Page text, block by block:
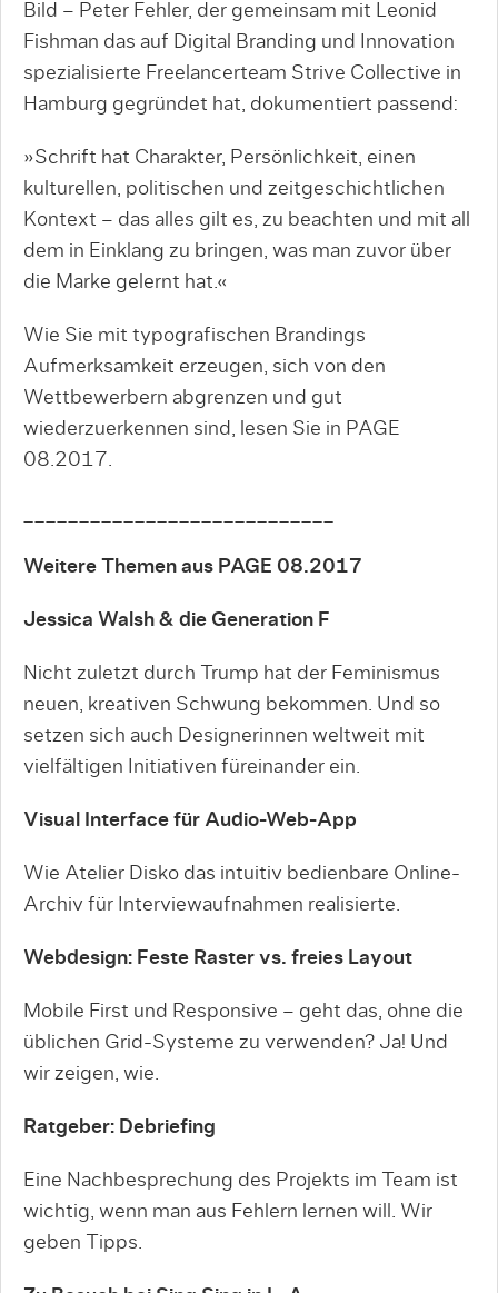
Bild – Peter Fehler, der gemeinsam mit Leonid
Fishman das auf Digital Branding und Innovation
spezialisierte Freelancerteam Strive Collective in
Hamburg gegründet hat, dokumentiert passend:
»Schrift hat Charakter, Persönlichkeit, einen
kulturellen, politischen und zeitgeschichtlichen
Kontext – das alles gilt es, zu beachten und mit all
dem in Einklang zu bringen, was man zuvor über
die Marke gelernt hat.«
Wie Sie mit typografischen Brandings
Aufmerksamkeit erzeugen, sich von den
Wettbewerbern abgrenzen und gut
wiederzuerkennen sind, lesen Sie in PAGE
08.2017.
Weitere Themen aus PAGE 08.2017
Jessica Walsh & die Generation F
Nicht zuletzt durch Trump hat der Feminismus
neuen, kreativen Schwung bekommen. Und so
setzen sich auch Designerinnen weltweit mit
vielfältigen Initiativen füreinander ein.
Visual Interface für Audio-Web-App
Wie Atelier Disko das intuitiv bedienbare Online-
Archiv für Interviewaufnahmen realisierte.
Webdesign: Feste Raster vs. freies Layout
Mobile First und Responsive – geht das, ohne die
üblichen Grid-Systeme zu verwenden? Ja! Und
wir zeigen, wie.
Ratgeber: Debriefing
Eine Nachbesprechung des Projekts im Team ist
wichtig, wenn man aus Fehlern lernen will. Wir
geben Tipps.